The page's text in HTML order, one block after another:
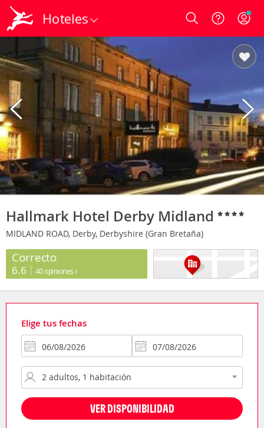
Hoteles Login
Hallmark Hotel Derby Midland
MIDLAND ROAD, Derby, Derbyshire (Gran Bretaña)
Correcto
6.6 40 opiniones
Elige tus fechas
VER DISPONIBILIDAD